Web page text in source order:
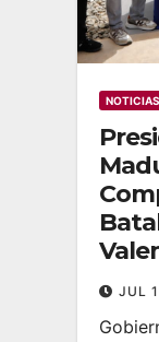
NOTICIAS
JUL